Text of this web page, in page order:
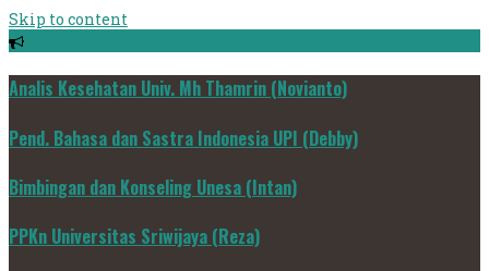
Skip to content
Analis Kesehatan Univ. Mh Thamrin (Novianto)
Pend. Bahasa dan Sastra Indonesia UPI (Debby)
Bimbingan dan Konseling Unesa (Intan)
PPKn Universitas Sriwijaya (Reza)